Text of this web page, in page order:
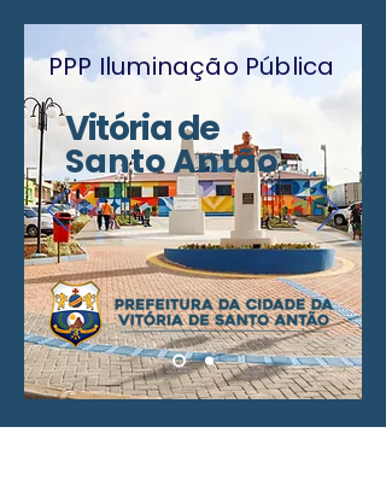
PPP Iluminação Pública
Vitória de
Santo Antão